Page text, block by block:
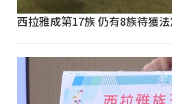
西拉雅成第17族 仍有8族待獲